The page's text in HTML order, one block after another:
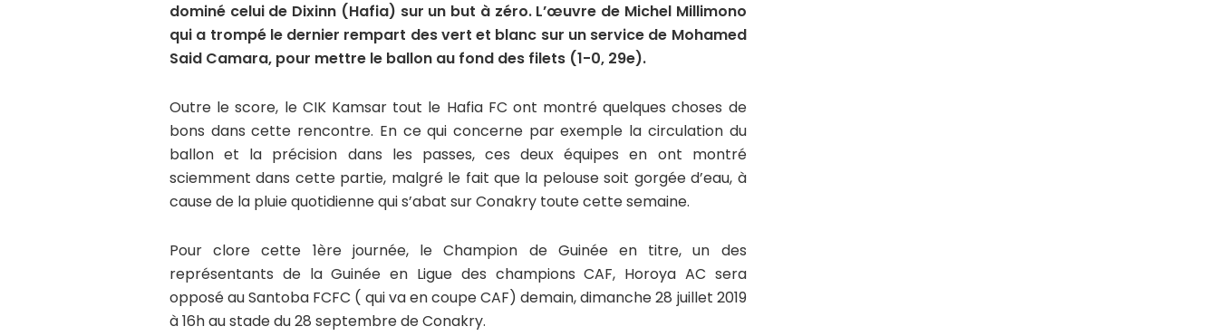
dominé celui de Dixinn (Hafia) sur un but à zéro. L’œuvre de Michel Millimono
qui a trompé le dernier rempart des vert et blanc sur un service de Mohamed
Said Camara, pour mettre le ballon au fond des filets (1-0, 29e).
Outre le score, le CIK Kamsar tout le Hafia FC ont montré quelques choses de
bons dans cette rencontre. En ce qui concerne par exemple la circulation du
ballon et la précision dans les passes, ces deux équipes en ont montré
sciemment dans cette partie, malgré le fait que la pelouse soit gorgée d’eau, à
cause de la pluie quotidienne qui s’abat sur Conakry toute cette semaine.
Pour clore cette 1ère journée, le Champion de Guinée en titre, un des
représentants de la Guinée en Ligue des champions CAF, Horoya AC sera
opposé au Santoba FCFC ( qui va en coupe CAF) demain, dimanche 28 juillet 2019
à 16h au stade du 28 septembre de Conakry.